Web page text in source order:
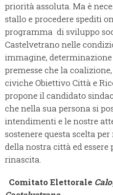
priorità assoluta. Ma è
stallo e procedere spediti
programma di sviluppo
Castelvetrano nelle
immagine,
premesse che la
civiche Obiettivo Città e
propone il candidato
che nella sua persona si
intendimenti e le nostre
sostenere questa scelta
della nostra città ed
rinascita.
Comitato Elettorale